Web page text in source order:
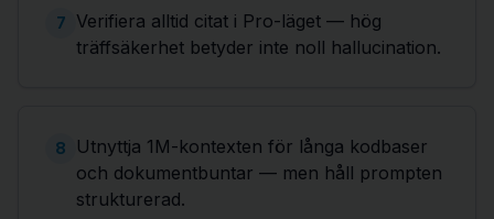
7
Verifiera alltid citat i Pro-läget — hög
träffsäkerhet betyder inte noll hallucination.
8
Utnyttja 1M-kontexten för långa kodbaser
och dokumentbuntar — men håll prompten
strukturerad.